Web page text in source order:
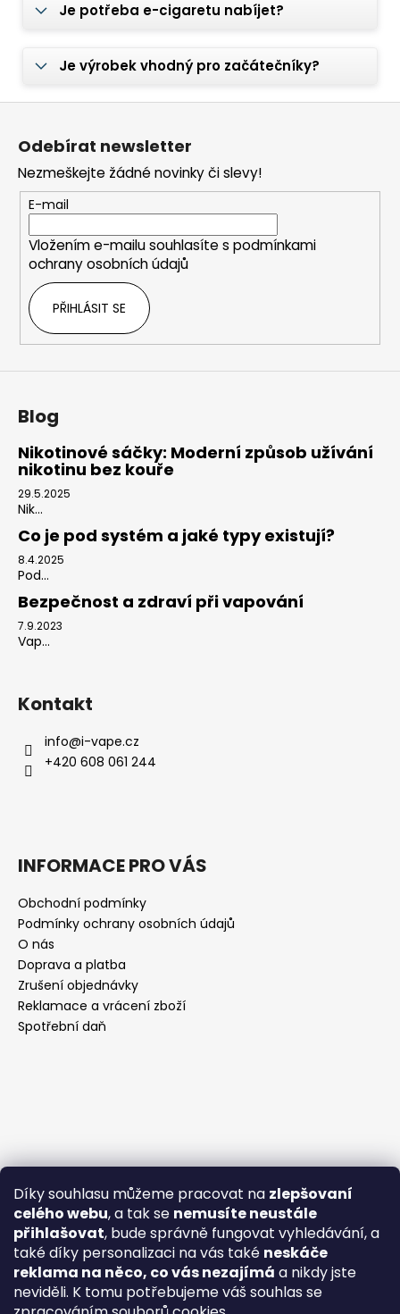
Díky souhlasu můžeme pracovat na zlepšovaní
celého webu, a tak se nemusíte neustále
přihlašovat, bude správně fungovat vyhledávání, a
také díky personalizaci na vás také neskáče
reklama na něco, co vás nezajímá a nikdy jste
neviděli. K tomu potřebujeme váš souhlas se
Je potřeba e-cigaretu nabíjet?
Je výrobek vhodný pro začátečníky?
Odebírat newsletter
Nezmeškejte žádné novinky či slevy!
E-mail
Vložením e-mailu souhlasíte s podmínkami
ochrany osobních údajů
PŘIHLÁSIT SE
Blog
Nikotinové sáčky: Moderní způsob užívání
nikotinu bez kouře
29.5.2025
Nik...
Co je pod systém a jaké typy existují?
8.4.2025
Pod...
Bezpečnost a zdraví při vapování
7.9.2023
Vap...
Kontakt
info@i-vape.cz
+420 608 061 244
INFORMACE PRO VÁS
Obchodní podmínky
Podmínky ochrany osobních údajů
O nás
Doprava a platba
Zrušení objednávky
Reklamace a vrácení zboží
Spotřební daň